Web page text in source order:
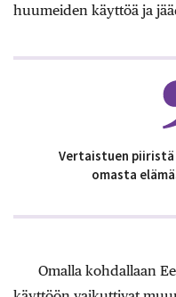
huumeiden käyttöä ja
Vertaistuen piiristä
omasta
Omalla kohdallaan